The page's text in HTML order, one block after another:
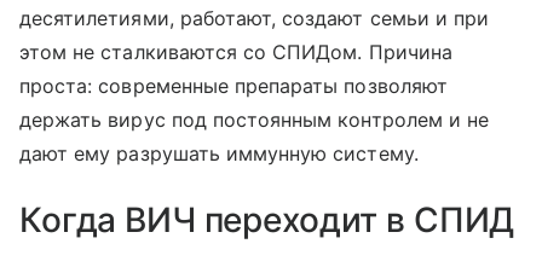
десятилетиями, работают, создают семьи и при
этом не сталкиваются со СПИДом. Причина
проста: современные препараты позволяют
держать вирус под постоянным контролем и не
дают ему разрушать иммунную систему.
Когда ВИЧ переходит в СПИД